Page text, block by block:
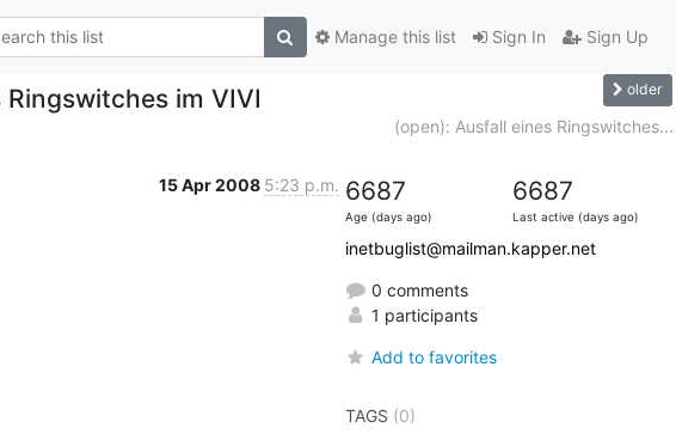
Sign In Sign Up
Manage this list
im VIVI older
(open): Ausfall eines Ringswitches...
15 Apr 2008 5:23 p.m. 6687
Age (days ago)
6687
Last active (days ago)
inetbuglist@mailman.kapper.net
0 comments
1 participants
Add to favorites
TAGS (0)